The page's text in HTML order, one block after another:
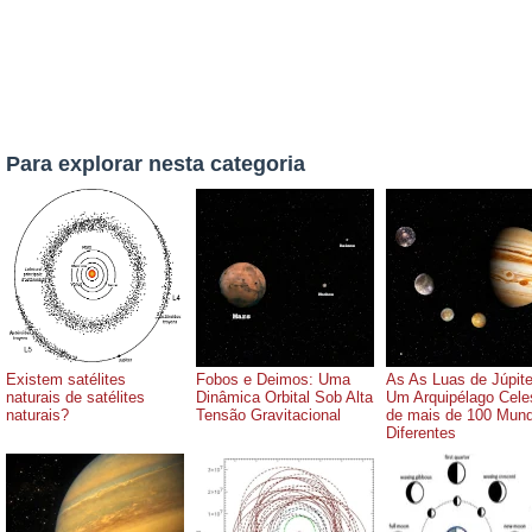
Para explorar nesta categoria
Existem satélites
naturais de satélites
naturais?
Fobos e Deimos: Uma
Dinâmica Orbital Sob Alta
Tensão Gravitacional
As As Luas de
Um Arquipélago
de mais de 100
Diferentes